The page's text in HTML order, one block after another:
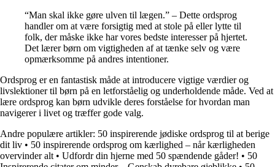
“Man skal ikke gøre ulven til lægen.” – Dette ordsprog
handler om at være forsigtig med at stole på eller lytte til
folk, der måske ikke har vores bedste interesser på hjertet.
Det lærer børn om vigtigheden af at tænke selv og være
opmærksomme på andres intentioner.
Ordsprog er en fantastisk måde at introducere vigtige værdier og
livslektioner til børn på en letforståelig og underholdende måde. Ved at
lære ordsprog kan børn udvikle deres forståelse for hvordan man
navigerer i livet og træffer gode valg.
Andre populære artikler: 50 inspirerende jødiske ordsprog til at berige
dit liv • 50 inspirerende ordsprog om kærlighed – når kærligheden
overvinder alt • Udfordr din hjerne med 50 spændende gåder! • 50